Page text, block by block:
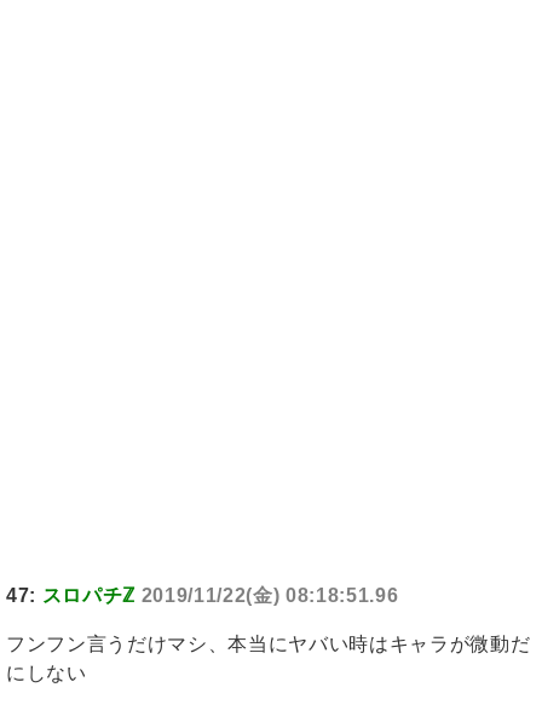
47: スロパチℤ 2019/11/22(金) 08:18:51.96
フンフン言うだけマシ、本当にヤバい時はキャラが微動だ
にしない